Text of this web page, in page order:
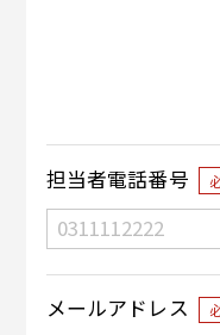
担当者電話番号
メールアドレス